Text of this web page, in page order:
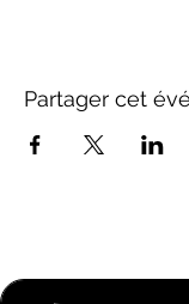
Partager cet